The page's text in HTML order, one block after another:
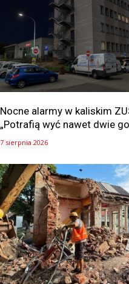
Nocne alarmy w kaliskim
„Potrafią wyć nawet dwie
7 sierpnia 2026